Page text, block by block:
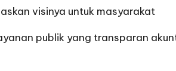
visinya untuk masyarakat
publik yang transparan